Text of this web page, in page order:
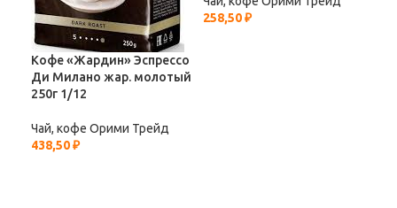
Кофе «Жардин» Эспрессо
Ди Милано жар. молотый
250г 1/12
Чай, кофе Орими Трейд
438,50₽
258,50₽